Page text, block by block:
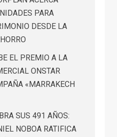
PARA
DESDE LA
EL PREMIO A LA
ONSTAR
«MARRAKECH
SUS 491 AÑOS:
NOBOA RATIFICA